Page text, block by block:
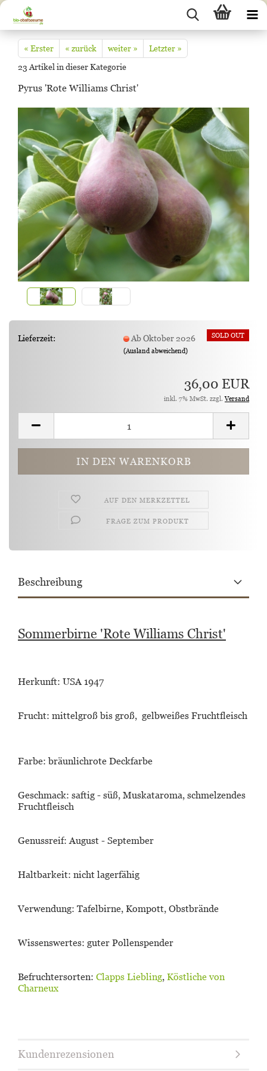
« Erster « zurück weiter »
Letzter »
23 Artikel in dieser Kategorie
Pyrus 'Rote Williams Christ'
SOLD OUT
Lieferzeit: Ab Oktober 2026
(Ausland abweichend)
36,00 EUR
inkl. 7% MwSt. zzgl.Versand
AUF DEN MERKZETTEL
FRAGE ZUM PRODUKT
Beschreibung
Sommerbirne 'Rote Williams Christ'
Herkunft: USA 1947
Frucht: mittelgroß bis groß, gelbweißes Fruchtfleisch
Farbe: bräunlichrote Deckfarbe
Geschmack: saftig - süß, Muskataroma, schmelzendes
Fruchtfleisch
Genussreif: August - September
Haltbarkeit: nicht lagerfähig
Verwendung: Tafelbirne, Kompott, Obstbrände
Wissenswertes: guter Pollenspender
Befruchtersorten: Clapps Liebling, Köstliche von
Charneux
Kundenrezensionen